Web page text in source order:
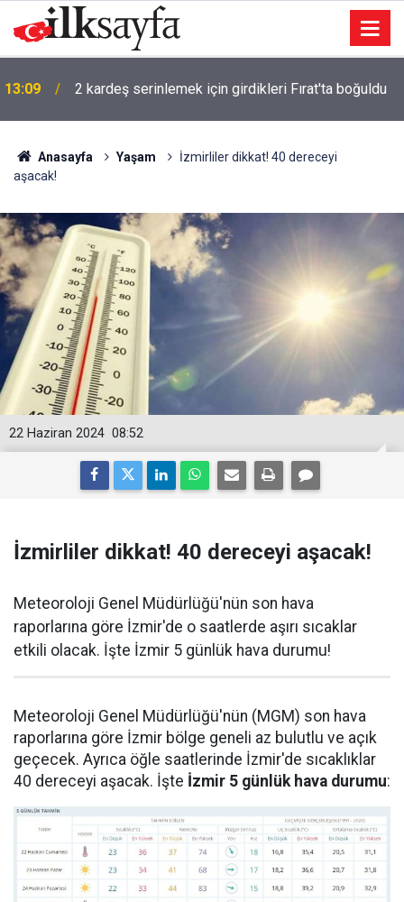
12:15 Adana'da tünelde göçük: Ölü sayısı yükseldi
Anasayfa Yaşam
İzmirliler dikkat! 40 dereceyi
aşacak!
08:52
22 Haziran 2024
İzmirliler dikkat! 40 dereceyi aşacak!
Meteoroloji Genel Müdürlüğü'nün son hava
raporlarına göre İzmir'de o saatlerde aşırı sıcaklar
etkili olacak. İşte İzmir 5 günlük hava durumu!
Meteoroloji Genel Müdürlüğü'nün (MGM) son hava
raporlarına göre İzmir bölge geneli az bulutlu ve açık
geçecek. Ayrıca öğle saatlerinde İzmir'de sıcaklıklar
40 dereceyi aşacak. İşte İzmir 5 günlük hava durumu: